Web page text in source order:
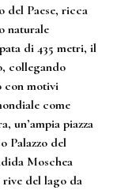
del Paese, ricca
naturale
di 435 metri, il
collegando
con motivi
come
un’ampia piazza
Palazzo del
Moschea
rive del lago da